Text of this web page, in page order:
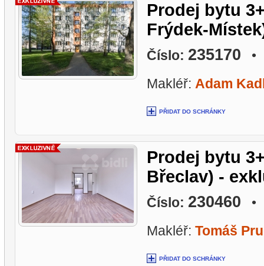
Prodej bytu
Frýdek-
Číslo: 235170 •
Makléř: Adam
PŘIDAT DO SCHRÁNKY
Prodej bytu
Břeclav) -
Číslo: 230460 •
Makléř: Tomáš
PŘIDAT DO SCHRÁNKY